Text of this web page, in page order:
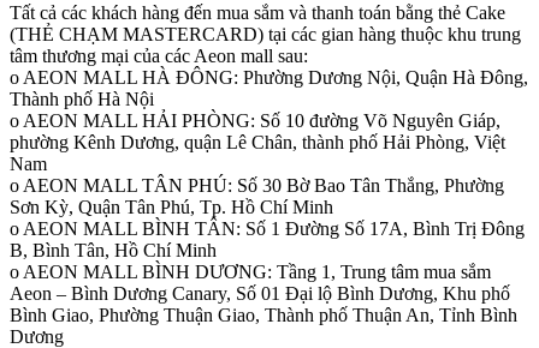
Tất cả các khách hàng đến mua sắm và thanh toán bằng thẻ Cake
(THẺ CHẠM MASTERCARD) tại các gian hàng thuộc khu trung
tâm thương mại của các Aeon mall sau:
o AEON MALL HÀ ĐÔNG: Phường Dương Nội, Quận Hà Đông,
Thành phố Hà Nội
o AEON MALL HẢI PHÒNG: Số 10 đường Võ Nguyên Giáp,
phường Kênh Dương, quận Lê Chân, thành phố Hải Phòng, Việt
Nam
o AEON MALL TÂN PHÚ: Số 30 Bờ Bao Tân Thắng, Phường
Sơn Kỳ, Quận Tân Phú, Tp. Hồ Chí Minh
o AEON MALL BÌNH TÂN: Số 1 Đường Số 17A, Bình Trị Đông
B, Bình Tân, Hồ Chí Minh
o AEON MALL BÌNH DƯƠNG: Tầng 1, Trung tâm mua sắm
Aeon – Bình Dương Canary, Số 01 Đại lộ Bình Dương, Khu phố
Bình Giao, Phường Thuận Giao, Thành phố Thuận An, Tỉnh Bình
Dương